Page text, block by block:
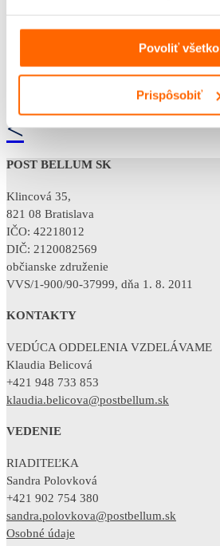
Povoliť všetko
Prispôsobiť
<
POST BELLUM SK
Klincová 35,
821 08 Bratislava
IČO: 42218012
DIČ: 2120082569
občianske združenie
VVS/1-900/90-37999, dňa 1. 8. 2011
KONTAKTY
VEDÚCA ODDELENIA VZDELÁVAME
Klaudia Belicová
+421 948 733 853
klaudia.belicova@postbellum.sk
VEDENIE
RIADITEĽKA
Sandra Polovková
+421 902 754 380
sandra.polovkova@postbellum.sk
Osobné údaje